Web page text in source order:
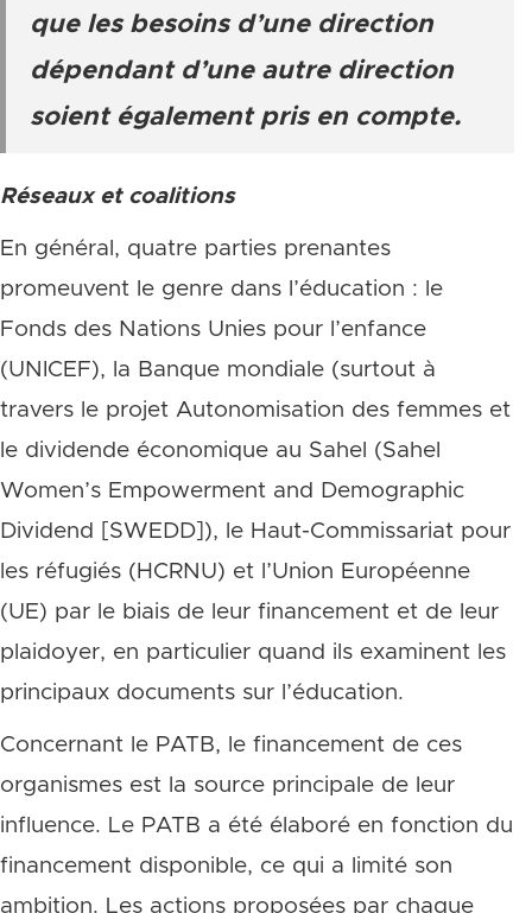
que les besoins d’une direction
dépendant d’une autre direction
soient également pris en compte.
Réseaux et coalitions
En général, quatre parties prenantes
promeuvent le genre dans l’éducation : le
Fonds des Nations Unies pour l’enfance
(UNICEF), la Banque mondiale (surtout à
travers le projet Autonomisation des femmes et
le dividende économique au Sahel (Sahel
Women’s Empowerment and Demographic
Dividend [SWEDD]), le Haut-Commissariat pour
les réfugiés (HCRNU) et l’Union Européenne
(UE) par le biais de leur financement et de leur
plaidoyer, en particulier quand ils examinent les
principaux documents sur l’éducation.
Concernant le PATB, le financement de ces
organismes est la source principale de leur
influence. Le PATB a été élaboré en fonction du
financement disponible, ce qui a limité son
ambition. Les actions proposées par chaque